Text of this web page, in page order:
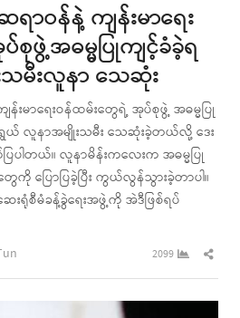
ာဝန်နဲ့ ကျန်းမာရေး
ဖွဲ့အဓမ္မပြုကျင့်ခံခဲ့ရ
းလူနာ သေဆုံး
န်းမာရေးဝန်ထမ်းတွေရဲ့ အုပ်စုဖွဲ့ အဓမ္မပြု
ယ် လူနာအမျိုးသမီး သေဆုံးခဲ့တယ်လို့ ဒေး
ပါတယ်။ လူနာမိန်းကလေးက အဓမ္မပြု
ပြောပြခဲ့ပြီး ကွယ်လွန်သွားခဲ့တာပါ။
ရုံစီမံခန့်ခွဲရေးအဖွဲ့ကို အဲဒီဖြစ်ရပ်
2099